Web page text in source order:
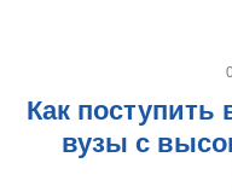
Как поступить
вузы с